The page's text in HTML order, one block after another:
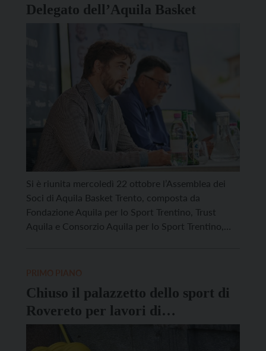
Delegato dell’Aquila Basket
Si è riunita mercoledì 22 ottobre l’Assemblea dei
Soci di Aquila Basket Trento, composta da
Fondazione Aquila per lo Sport Trentino, Trust
Aquila e Consorzio Aquila per lo Sport Trentino,
Consiglio […]
Chiuso il palazzetto dello sport di
Rovereto per lavori di
riqualificazione